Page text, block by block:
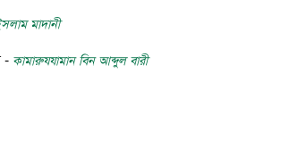
মাদানী
- কামারুযযামান বিন আব্দুল বারী